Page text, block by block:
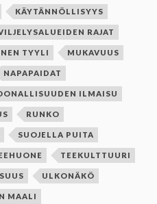
KÄYTÄNNÖLLISYYS
RAJAT
TYYLI MUKAVUUS
NAPAPAIDAT
ILMAISU
RUNKO
SUOJELLA PUITA
TEEKULTTUURI
ULKONÄKÖ
MAALI